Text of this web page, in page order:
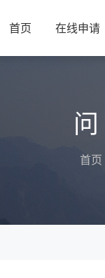
首页 在线申请
首页